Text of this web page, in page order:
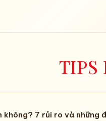
TIPS
7 rủi ro và những